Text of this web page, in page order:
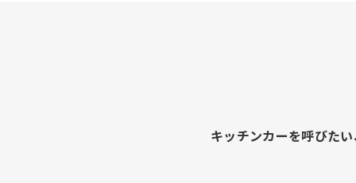
レモンティー、はちみつレモンスカッ
キッチンカーを呼びた